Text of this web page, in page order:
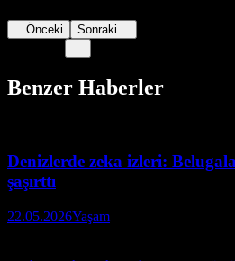
Önceki Sonraki
Benzer Haberler
Denizlerde zeka izleri:
şaşırttı
22.05.2026Yaşam